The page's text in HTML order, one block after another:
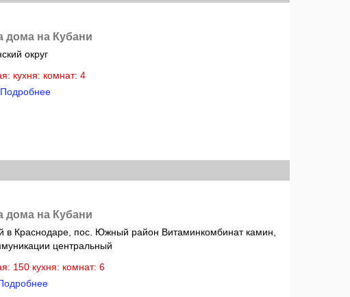
дома на Кубани
округ
кухня: комнат: 4
Подробнее
дома на Кубани
в Краснодаре, пос. Южный район Витаминкомбинат камин,
центральный
150 кухня: комнат: 6